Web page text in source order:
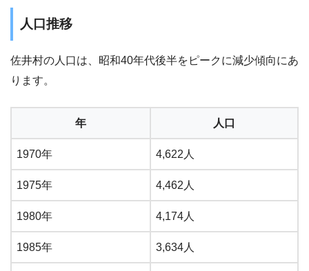
人口推移
佐井村の人口は、昭和40年代後半をピークに減少傾向にあ
ります。
年 人口
1970年 4,622人
1975年 4,462人
1980年 4,174人
1985年 3,634人